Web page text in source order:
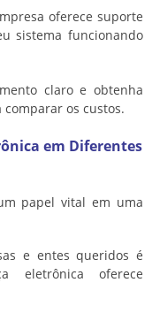
oferece suporte
sistema funcionando
claro e obtenha
os custos.
em Diferentes
papel vital em uma
e entes queridos é
eletrônica oferece